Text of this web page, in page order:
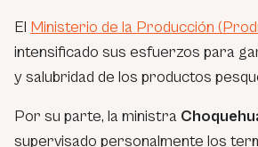
El Ministerio de la Producción
intensificado sus esfuerzos para
y salubridad de los productos
Por su parte, la ministra
supervisado personalmente los